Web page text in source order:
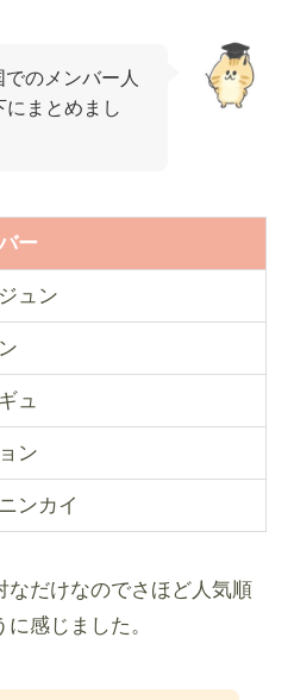
のメンバー人
まとめまし
ー
ュン
ュ
ン
ンカイ
なだけなのでさほど人気順
感じました。